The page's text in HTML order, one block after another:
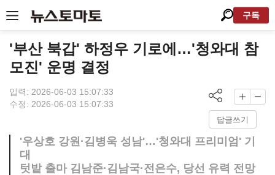
구독
'부산 북갑' 하정우 기로에…'청와대 참
모진' 운명 결정
입력: 2026-06-03 15:07:33
수정: 2026-06-03 15:07:33
답글쓰기
'우상호 강원·김병욱 성남'…'청와대 프리미엄' 기
대
텃밭 출마 김남준·김남국·전은수, 당선 유력 전망